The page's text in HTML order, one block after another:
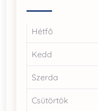
Hétfő
Kedd
Szerda
Csütörtök